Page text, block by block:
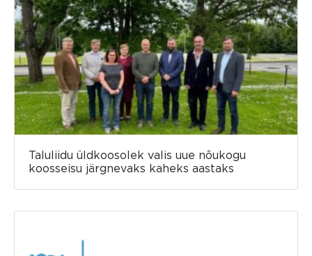
Taluliidu üldkoosolek valis uue nõukogu
koosseisu järgnevaks kaheks aastaks